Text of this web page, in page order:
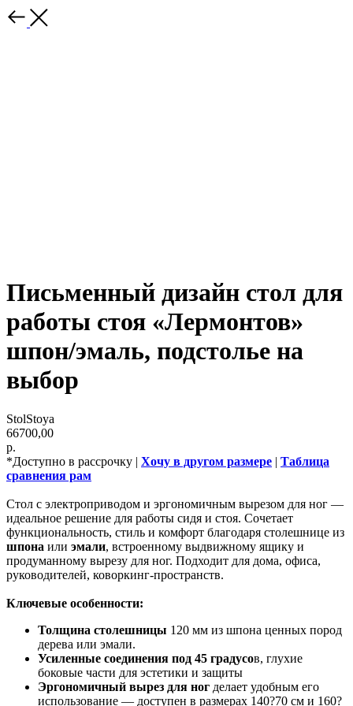
Письменный дизайн стол для
работы стоя «Лермонтов»
шпон/эмаль, подстолье на
выбор
StolStoya
66700,00
р.
*Доступно в рассрочку | Хочу в другом размере | Таблица
сравнения рам
Стол с электроприводом и эргономичным вырезом для ног —
идеальное решение для работы сидя и стоя. Сочетает
функциональность, стиль и комфорт благодаря столешнице из
шпона или эмали, встроенному выдвижному ящику и
продуманному вырезу для ног. Подходит для дома, офиса,
руководителей, коворкинг-пространств.
Ключевые особенности:
Толщина столешницы 120 мм из шпона ценных пород
дерева или эмали.
Усиленные соединения под 45 градусов, глухие
боковые части для эстетики и защиты
Эргономичный вырез для ног делает удобным его
использование — доступен в размерах 140?70 см и 160?